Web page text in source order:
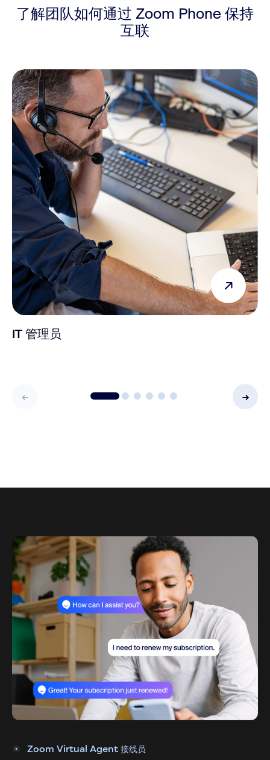
了解团队如何通过 Zoom Phone 保持
互联
IT 管理员
Zoom Virtual Agent 接线员